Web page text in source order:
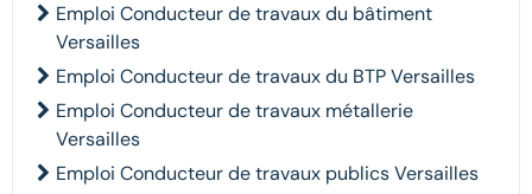
Emploi Conducteur de travaux du bâtiment
Versailles
Emploi Conducteur de travaux du BTP Versailles
Emploi Conducteur de travaux métallerie
Versailles
Emploi Conducteur de travaux publics Versailles